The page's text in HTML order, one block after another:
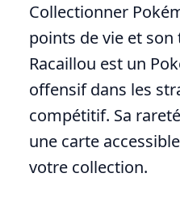
Collectionner
points de vie et son
Racaillou est un
offensif dans les
compétitif. Sa
une carte
votre collection.